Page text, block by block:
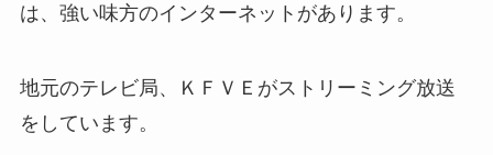
は、強い味方のインターネットがあります。
地元のテレビ局、ＫＦＶＥがストリーミング放送
をしています。